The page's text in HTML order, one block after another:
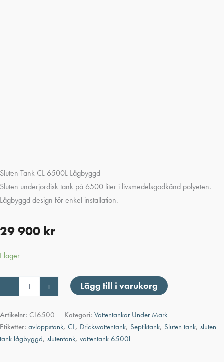
Sluten Tank CL 6500L Lågbyggd
Sluten underjordisk tank på 6500 liter i livsmedelsgodkänd polyeten.
Lågbyggd design för enkel installation.
29 900 kr
I lager
-
Tank
6500L
mängd
+ Lägg till i varukorg
Artikelnr: CL6500 Kategori: Vattentankar Under Mark
Etiketter: avloppstank, CL, Dricksvattentank, Septiktank, Sluten tank, sluten
tank lågbyggd, slutentank, vattentank 6500l